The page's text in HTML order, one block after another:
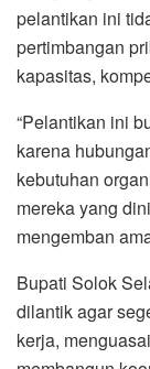
pelantikan ini
pertimbangan
kapasitas,
“Pelantikan ini
karena
kebutuhan
mereka yang
mengemban
Bupati Solok
dilantik agar
kerja,